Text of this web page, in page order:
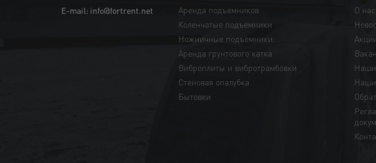
E-mail: info@fortrent.net
Аренда подъемников
Коленчатые подъемники
Ножничные подъемники
Аренда грунтового катка
Виброплиты и вибротрамбовки
Cтеновая опалубка
Бытовки
О нас
Наши